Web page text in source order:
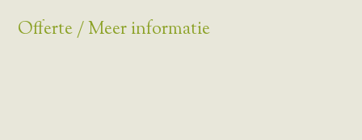
Offerte / Meer informatie